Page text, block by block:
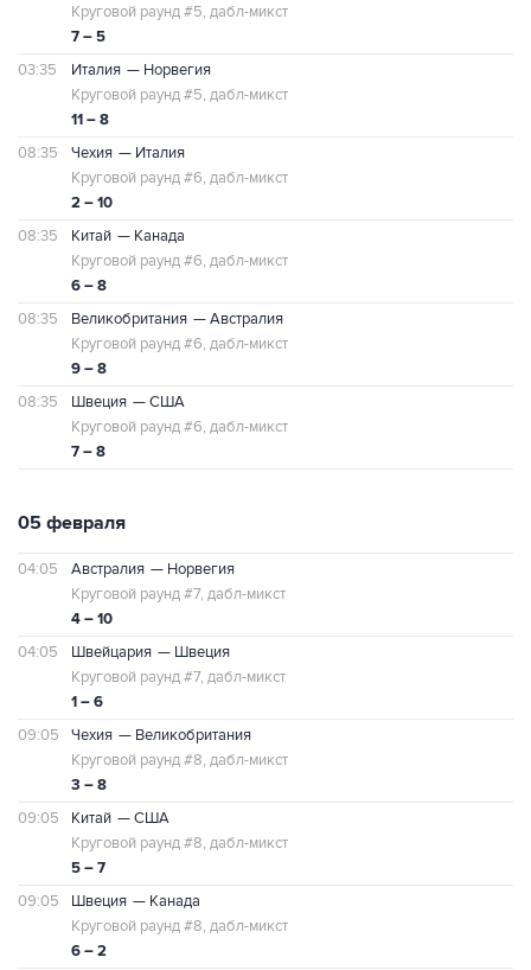
7 – 5
Круговой раунд #5, дабл-микст
03:35 Италия — Норвегия
11 – 8
Круговой раунд #5, дабл-микст
08:35 Чехия — Италия
2 – 10
Круговой раунд #6, дабл-микст
08:35 Китай — Канада
6 – 8
Круговой раунд #6, дабл-микст
08:35 Великобритания — Австралия
9 – 8
Круговой раунд #6, дабл-микст
08:35 Швеция — США
7 – 8
Круговой раунд #6, дабл-микст
05 февраля
04:05 Австралия — Норвегия
4 – 10
Круговой раунд #7, дабл-микст
04:05 Швейцария — Швеция
1 – 6
Круговой раунд #7, дабл-микст
09:05 Чехия — Великобритания
3 – 8
Круговой раунд #8, дабл-микст
09:05 Китай — США
5 – 7
Круговой раунд #8, дабл-микст
09:05 Швеция — Канада
6 – 2
Круговой раунд #8, дабл-микст